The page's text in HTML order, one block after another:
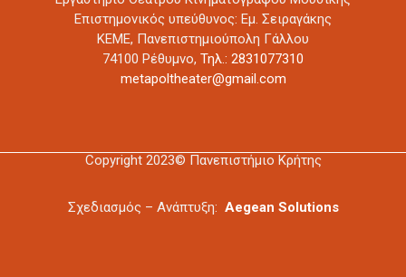
Επιστημονικός υπεύθυνος: Εμ. Σειραγάκης
ΚΕΜΕ, Πανεπιστημιούπολη Γάλλου
74100 Ρέθυμνο, Τηλ.: 2831077310
metapoltheater@gmail.com
Copyright 2023© Πανεπιστήμιο Κρήτης
Σχεδιασμός – Ανάπτυξη: Aegean Solutions